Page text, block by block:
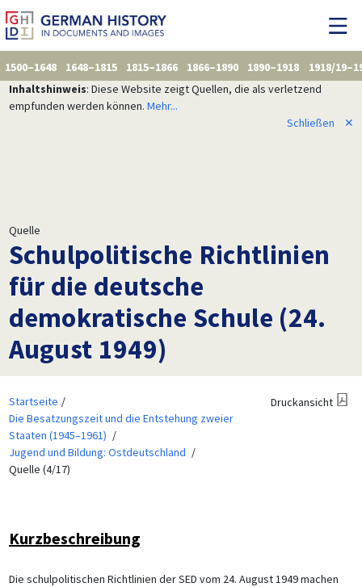
1500–1648 1648–1815 1815–1866 1866–1890 1890–1918
1918/
Inhaltshinweis: Diese Website zeigt Quellen, die als verletzend
empfunden werden können. Mehr...
Schließen
✕
Quelle
Schulpolitische Richtlinien
für die deutsche
demokratische Schule (24.
August 1949)
Startseite
Die Besatzungszeit und die Entstehung zweier
Staaten (1945–1961)
Jugend und Bildung: Ostdeutschland
Quelle (4/17)
Druckansicht
Kurzbeschreibung
Die schulpolitischen Richtlinien der SED vom 24. August 1949 machen